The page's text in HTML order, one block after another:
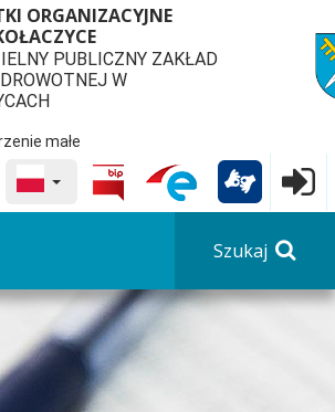
ORGANIZACYJNE
PUBLICZNY ZAKŁAD
W
małe
WYBRANY JĘZYK POLSKA
Szukaj
ułatwień dostępu